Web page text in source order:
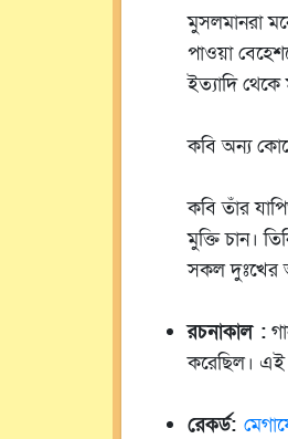
মুসলমানরা
পাওয়া
ইত্যাদি
কবি অন্য
কবি তাঁর
মুক্তি চান।
সকল দুঃখের
রচনাকাল :
করেছিল।
রেকর্ড: